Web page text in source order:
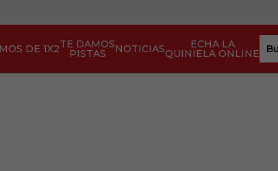
DE 1X2TE DAMOS
PISTAS NOTICIAS ECHA LA
QUINIELA ONLINE